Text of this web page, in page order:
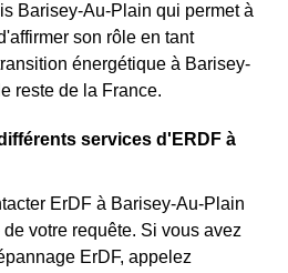
Barisey-Au-Plain qui permet à
son rôle en tant
énergétique à Barisey-
reste de la France.
services d'ERDF à
ErDF à Barisey-Au-Plain
votre requête. Si vous avez
ErDF, appelez